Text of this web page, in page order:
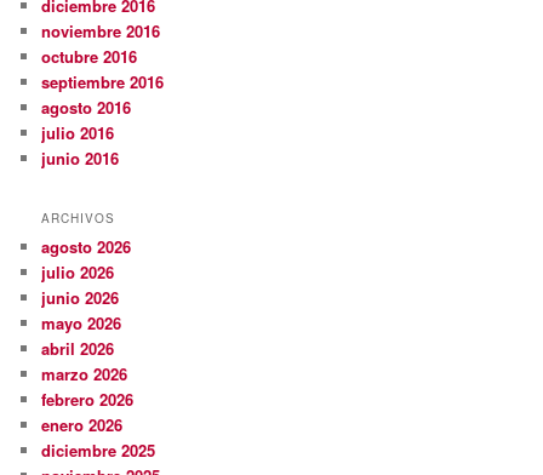
diciembre 2016
noviembre 2016
octubre 2016
septiembre 2016
agosto 2016
julio 2016
junio 2016
ARCHIVOS
agosto 2026
julio 2026
junio 2026
mayo 2026
abril 2026
marzo 2026
febrero 2026
enero 2026
diciembre 2025